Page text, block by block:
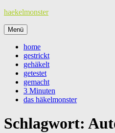
Zum
springen
haekelmonster
Menü
home
gestrickt
gehäkelt
getestet
gemacht
3 Minuten
das häkelmonster
Schlagwort: